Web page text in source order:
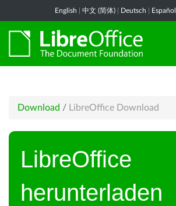
English 中文 (简体) Deutsch Español
Download / LibreOffice Download
LibreOffice
herunterladen